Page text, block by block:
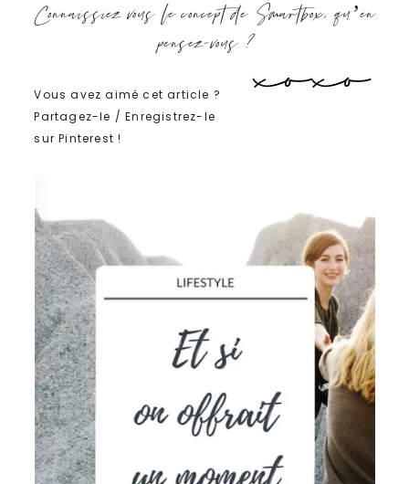
Connaissiez vous le concept de Smartbox, qu’en
pensez-vous ?
Vous avez aimé cet article ?
Partagez-le / Enregistrez-le
sur Pinterest !